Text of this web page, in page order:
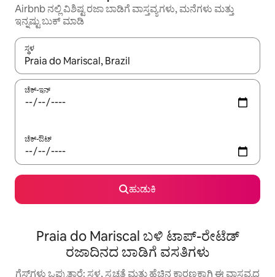
Airbnb ನಲ್ಲಿ ವಿಶಿಷ್ಟ ರಜಾ ಬಾಡಿಗೆ ವಾಸ್ತವ್ಯಗಳು, ಮನೆಗಳು ಮತ್ತು
ಇನ್ನಷ್ಟು ಬುಕ್ ಮಾಡಿ
ಸ್ಥಳ
ಫಲಿತಾಂಶಗಳು ಲಭ್ಯವಿರುವಾಗ, ಅಪ್ ಮತ್ತು ಡೌನ್ ಬಾಣದ ಕೀಲಿಗಳೊಂದಿಗೆ
ಚೆಕ್-ಇನ್
ಚೆಕ್-ಔಟ್
ಹುಡುಕಿ
Praia do Mariscal ಬಳಿ ಟಾಪ್-ರೇಟೆಡ್
ರಜಾದಿನದ ಬಾಡಿಗೆ ವಸತಿಗಳು
ಗೆಸ್ಟ್‌ಗಳು ಒಪ್ಪುತ್ತಾರೆ: ಸ್ಥಳ, ಸ್ವಚ್ಛತೆ ಮತ್ತು ಹೆಚ್ಚಿನ ಕಾರಣಕ್ಕಾಗಿ ಈ ವಾಸ್ತವ್ಯದ